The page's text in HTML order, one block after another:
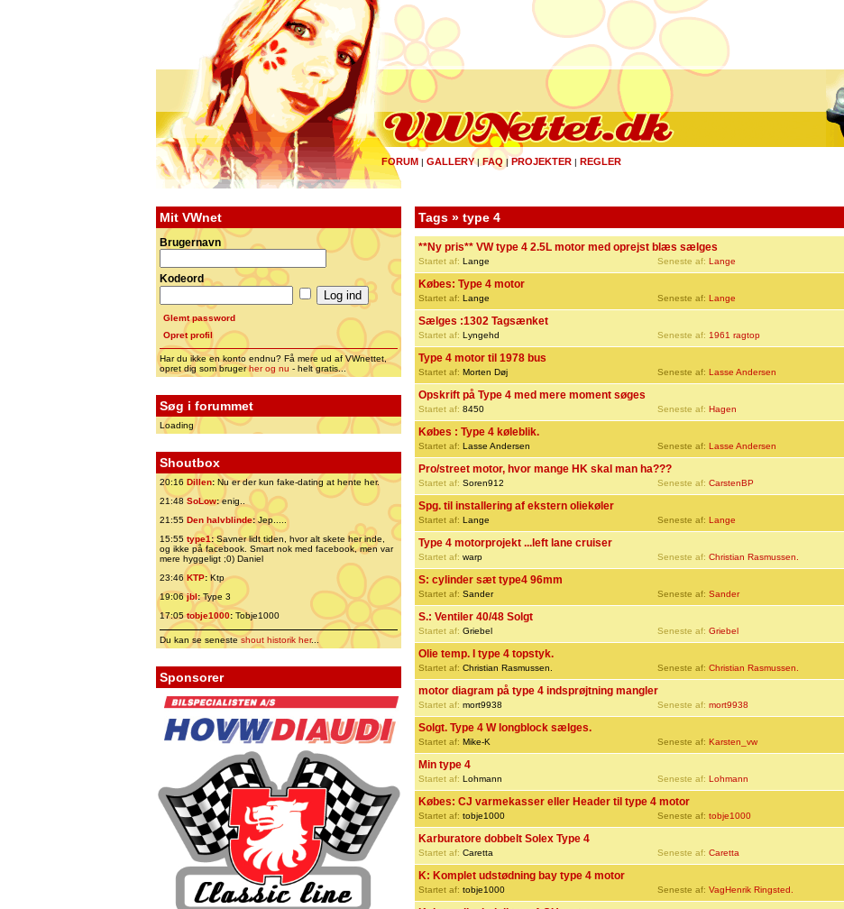
FORUM | GALLERY|FAQ | PROJEKTER | REGLER
Mit VWnet
Brugernavn
Kodeord
Glemt password
Opret profil
Har du ikke en konto endnu? Få mere ud af VWnettet,
opret dig som brugerher og nu - helt gratis...
Søg i forummet
Loading
Shoutbox
20:16 Dillen: Nu er der kun fake-dating at hente her.
21:48 SoLow:enig..
21:55 Den halvblinde:Jep.....
15:55 type1:Savner lidt tiden, hvor alt skete her inde,
og ikke på facebook. Smart nok med facebook, men var
mere hyggeligt ;0) Daniel
23:46 KTP:Ktp
19:06jbl:Type 3
17:05tobje1000: Tobje1000
Du kan se senesteshout historik her...
Sponsorer
Tags » type 4
**Ny pris** VW type 4 2.5L motor med oprejst blæs sælges
Startet af: Lange Seneste af: Lange
Købes: Type 4 motor
Startet af: Lange Seneste af: Lange
Sælges :1302 Tagsænket
Startet af: Lyngehd Seneste af: 1961 ragtop
Type 4 motor til 1978 bus
Startet af: Morten Døj Seneste af: Lasse Andersen
Opskrift på Type 4 med mere moment søges
Startet af: 8450 Seneste af: Hagen
Købes : Type 4 køleblik.
Startet af: Lasse Andersen Seneste af: Lasse Andersen
Pro/street motor, hvor mange HK skal man ha???
Startet af: Soren912 Seneste af: CarstenBP
Spg. til installering af ekstern oliekøler
Startet af: Lange Seneste af: Lange
Type 4 motorprojekt ...left lane cruiser
Startet af: warp Seneste af: Christian Rasmussen.
S: cylinder sæt type4 96mm
Startet af: Sander Seneste af: Sander
S.: Ventiler 40/48 Solgt
Startet af: Griebel Seneste af: Griebel
Olie temp. I type 4 topstyk.
Startet af: Christian Rasmussen. Seneste af: Christian Rasmussen.
motor diagram på type 4 indsprøjtning mangler
Startet af: mort9938 Seneste af: mort9938
Solgt. Type 4 W longblock sælges.
Startet af: Mike-K Seneste af: Karsten_vw
Min type 4
Startet af: Lohmann Seneste af: Lohmann
Købes: CJ varmekasser eller Header til type 4 motor
Startet af: tobje1000 Seneste af: tobje1000
Karburatore dobbelt Solex Type 4
Startet af: Caretta Seneste af: Caretta
K: Komplet udstødning bay type 4 motor
Startet af: tobje1000 Seneste af: VagHenrik Ringsted.